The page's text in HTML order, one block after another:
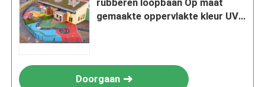
rubberen loopbaan Op maat
gemaakte oppervlakte kleur UV
Doorgaan